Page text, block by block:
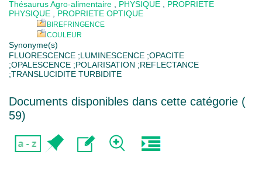
Thésaurus Agro-alimentaire PHYSIQUE
PROPRIETE
PHYSIQUE
PROPRIETE OPTIQUE
BIREFRINGENCE
COULEUR
Synonyme(s)
FLUORESCENCE ;LUMINESCENCE ;OPACITE
;OPALESCENCE ;POLARISATION ;REFLECTANCE
;TRANSLUCIDITE TURBIDITE
Documents disponibles dans cette catégorie (
59)